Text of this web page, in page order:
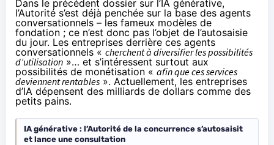
Dans le précédent dossier sur l’IA générative,
l’Autorité s’est déjà penchée sur la base des agents
conversationnels – les fameux modèles de
fondation ; ce n’est donc pas l’objet de l’autosaisie
du jour. Les entreprises derrière ces agents
conversationnels « cherchent à diversifier les possibilités
d’utilisation »… et s’intéressent surtout aux
possibilités de monétisation « afin que ces services
deviennent rentables ». Actuellement, les entreprises
d’IA dépensent des milliards de dollars comme des
petits pains.
IA générative : l’Autorité de la concurrence s’autosaisit
et lance une consultation